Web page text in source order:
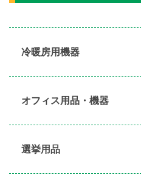
冷暖房用機器​
オフィス用品・機器​
選挙用品